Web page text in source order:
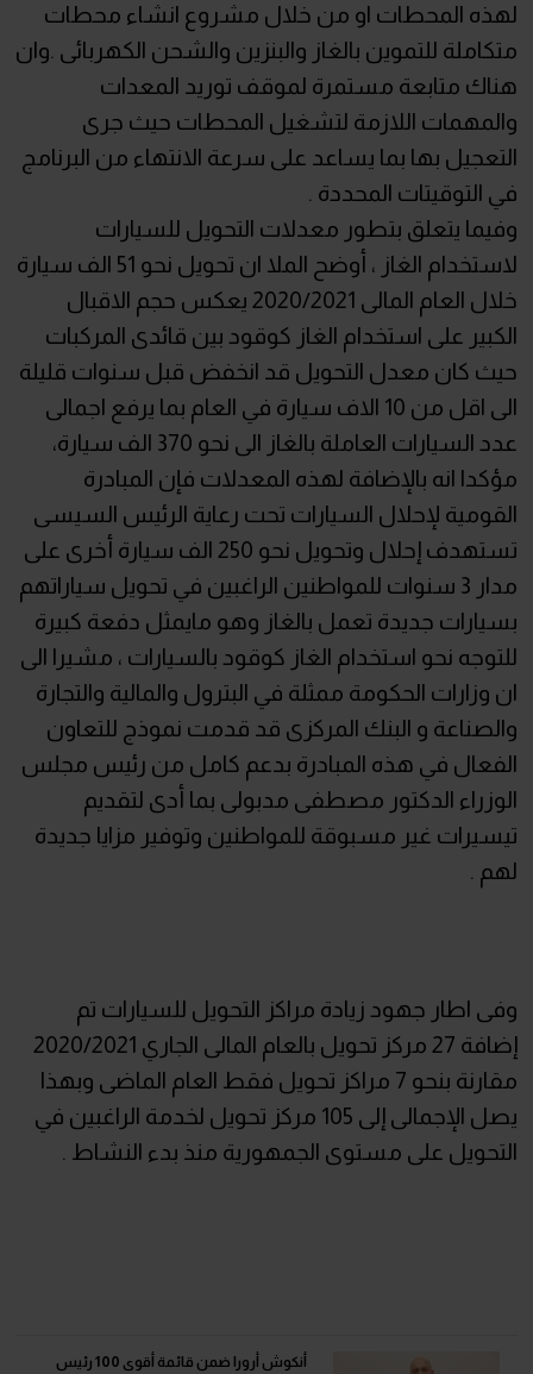
لهذه المحطات او من خلال مشروع انشاء محطات
متكاملة للتموين بالغاز والبنزين والشحن الكهربائى .وان
هناك متابعة مستمرة لموقف توريد المعدات
والمهمات اللازمة لتشغيل المحطات حيث جرى
التعجيل بها بما يساعد على سرعة الانتهاء من البرنامج
في التوقيتات المحددة .
وفيما يتعلق بتطور معدلات التحويل للسيارات
لاستخدام الغاز ، أوضح الملا ان تحويل نحو 51 الف سيارة
خلال العام المالى 2020/2021 يعكس حجم الاقبال
الكبير على استخدام الغاز كوقود بين قائدى المركبات
حيث كان معدل التحويل قد انخفض قبل سنوات قليلة
الى اقل من 10 الاف سيارة في العام بما يرفع اجمالى
عدد السيارات العاملة بالغاز الى نحو 370 الف سيارة،
مؤكدا انه بالإضافة لهذه المعدلات فإن المبادرة
القومية لإحلال السيارات تحت رعاية الرئيس السيسى
تستهدف إحلال وتحويل نحو 250 الف سيارة أخرى على
مدار 3 سنوات للمواطنين الراغبين في تحويل سياراتهم
بسيارات جديدة تعمل بالغاز وهو مايمثل دفعة كبيرة
للتوجه نحو استخدام الغاز كوقود بالسيارات ، مشيرا الى
ان وزارات الحكومة ممثلة في البترول والمالية والتجارة
والصناعة و البنك المركزى قد قدمت نموذج للتعاون
الفعال في هذه المبادرة بدعم كامل من رئيس مجلس
الوزراء الدكتور مصطفى مدبولى بما أدى لتقديم
تيسيرات غير مسبوقة للمواطنين وتوفير مزايا جديدة
لهم .
وفى اطار جهود زيادة مراكز التحويل للسيارات تم
إضافة 27 مركز تحويل بالعام المالى الجاري 2020/2021
مقارنة بنحو 7 مراكز تحويل فقط العام الماضى وبهذا
يصل الإجمالى إلى 105 مركز تحويل لخدمة الراغبين في
التحويل على مستوى الجمهورية منذ بدء النشاط .
أنكوش أرورا ضمن قائمة أقوى 100 رئيس